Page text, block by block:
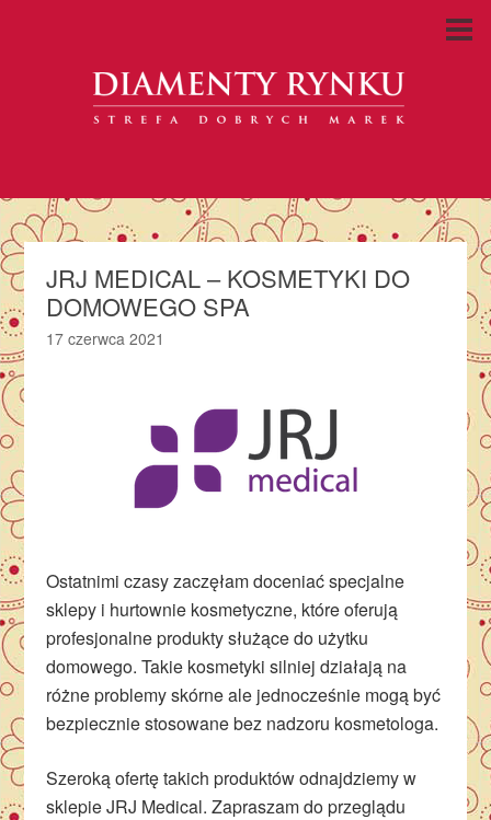
JRJ MEDICAL – KOSMETYKI DO
DOMOWEGO SPA
17 czerwca 2021
Ostatnimi czasy zaczęłam doceniać specjalne
sklepy i hurtownie kosmetyczne, które oferują
profesjonalne produkty służące do użytku
domowego. Takie kosmetyki silniej działają na
różne problemy skórne ale jednocześnie mogą być
bezpiecznie stosowane bez nadzoru kosmetologa.
Szeroką ofertę takich produktów odnajdziemy w
sklepie JRJ Medical. Zapraszam do przeglądu